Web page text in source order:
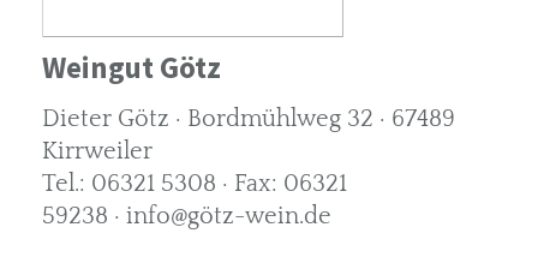
Weingut Götz
Dieter Götz · Bordmühlweg 32 · 67489
Kirrweiler
Tel.: 06321 5308 · Fax: 06321
59238 · info@götz-wein.de